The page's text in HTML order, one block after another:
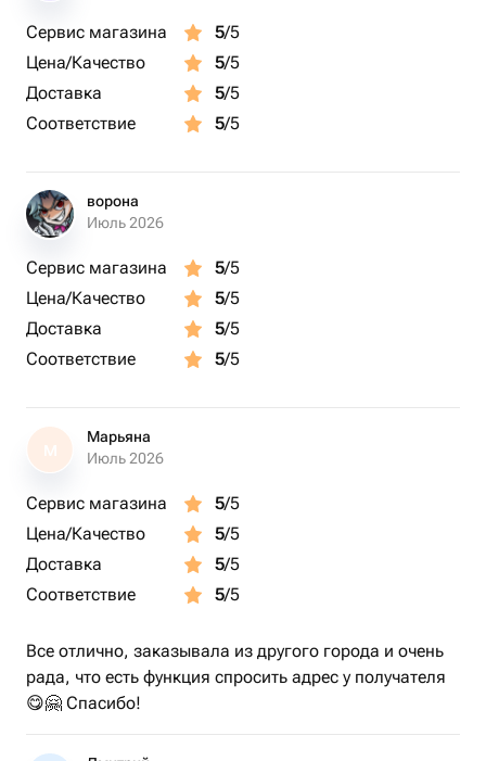
Сервис магазина 5/5
Цена/Качество
5/5
Доставка
5/5
Соответствие
5/5
ворона
Июль 2026
Сервис магазина 5/5
Цена/Качество
5/5
Доставка
5/5
Соответствие
5/5
М
Марьяна
Июль 2026
Сервис магазина 5/5
Цена/Качество
5/5
Доставка
5/5
Соответствие
5/5
Все отлично, заказывала из другого города и очень
рада, что есть функция спросить адрес у получателя
😋🤗 Спасибо!